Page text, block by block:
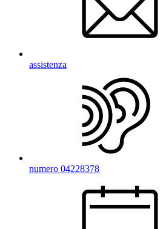
assistenza
numero 04228378